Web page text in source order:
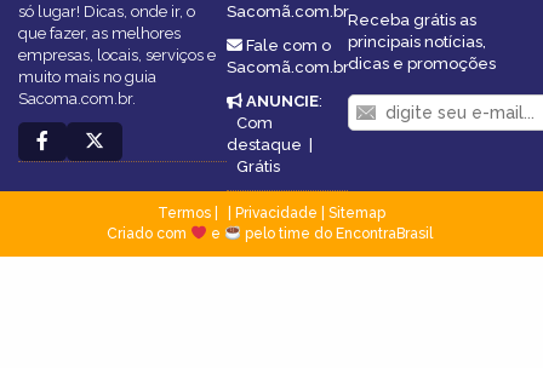
só lugar! Dicas, onde ir, o
que fazer, as melhores
empresas, locais, serviços e
muito mais no guia
Sacoma.com.br.
Sacomã.com.br
Fale com o
Sacomã.com.br
ANUNCIE:
Com
destaque |
Grátis
Receba grátis as
principais notícias,
dicas e promoções
Termos Privacidade
Sitemap
Criado com
e pelo time do EncontraBrasil